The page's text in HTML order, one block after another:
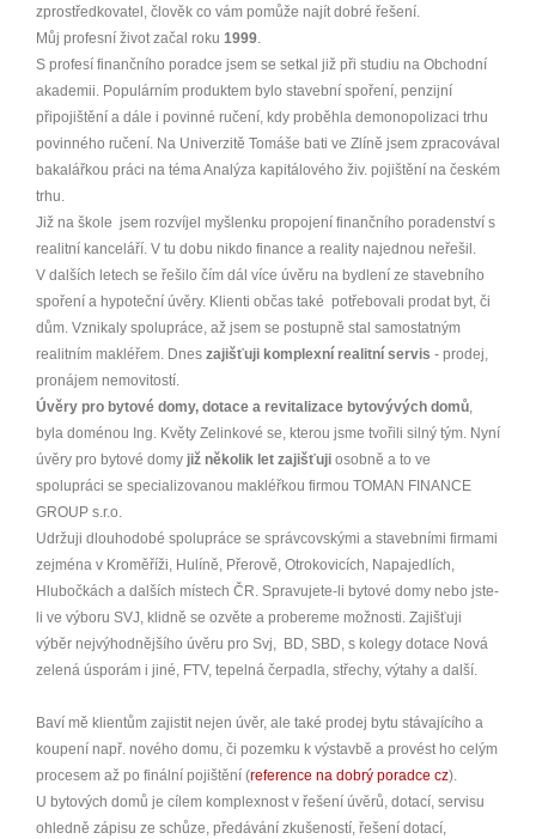
zprostředkovatel, člověk co vám pomůže najít dobré řešení.
Můj profesní život začal roku 1999
S profesí finančního poradce jsem se setkal již při studiu na Obchodní
akademii. Populárním produktem bylo stavební spoření, penzijní
připojištění a dále i povinné ručení, kdy proběhla demonopolizaci trhu
povinného ručení. Na Univerzitě Tomáše bati ve Zlíně jsem zpracovával
bakalářkou práci na téma Analýza kapitálového živ. pojištění na českém
trhu.
Již na škole jsem rozvíjel myšlenku propojení finančního poradenství s
realitní kanceláří. V tu dobu nikdo finance a reality najednou neřešil.
V dalších letech se řešilo čím dál více úvěru na bydlení ze stavebního
spoření a hypoteční úvěry. Klienti občas také potřebovali prodat byt, či
dům. Vznikaly spolupráce, až jsem se postupně stal samostatným
realitním makléřem. Dnes zajišťuji komplexní realitní servis - prodej,
pronájem nemovitostí.
Úvěry pro bytové domy, dotace a revitalizace bytovývých domů
byla doménou Ing. Květy Zelinkové se, kterou jsme tvořili silný tým. Nyní
úvěry pro bytové domy již několik let zajišťuji osobně a to ve
spolupráci se specializovanou makléřkou firmou TOMAN FINANCE
GROUP s.r.o.
Udržuji dlouhodobé spolupráce se správcovskými a stavebními firmami
zejména v Kroměříži, Hulíně, Přerově, Otrokovicích, Napajedlích,
Hlubočkách a dalších místech ČR. Spravujete-li bytové domy nebo jste-
li ve výboru SVJ, klidně se ozvěte a probereme možnosti. Zajišťuji
výběr nejvýhodnějšího úvěru pro Svj, BD, SBD, s kolegy dotace Nová
zelená úsporám i jiné, FTV, tepelná čerpadla, střechy, výtahy a další.
Baví mě klientům zajistit nejen úvěr, ale také prodej bytu stávajícího a
koupení např. nového domu, či pozemku k výstavbě a provést ho celým
procesem až po finální pojištění (reference na dobrý poradce cz).
U bytových domů je cílem komplexnost v řešení úvěrů, dotací, servisu
ohledně zápisu ze schůze, předávání zkušeností, řešení dotací,